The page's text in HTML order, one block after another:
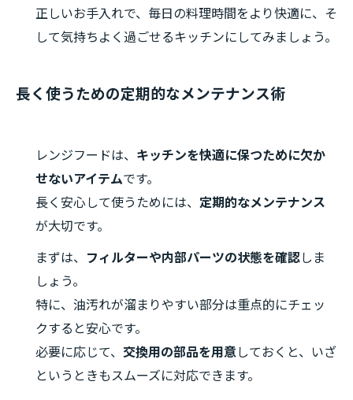
正しいお手入れで、毎日の料理時間をより快適に、そ
して気持ちよく過ごせるキッチンにしてみましょう。
長く使うための定期的なメンテナンス術
レンジフードは、 キッチンを快適に保つために欠か
せないアイテムです。
長く安心して使うためには、 定期的なメンテナンス
が大切です。
まずは、 フィルターや内部パーツの状態を確認しま
しょう。
特に、油汚れが溜まりやすい部分は重点的にチェッ
クすると安心です。
必要に応じて、 交換用の部品を用意 しておくと、いざ
というときもスムーズに対応できます。